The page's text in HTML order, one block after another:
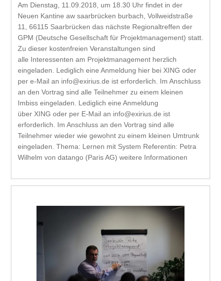
Am Dienstag, 11.09.2018, um 18.30 Uhr findet in der
Neuen Kantine aw saarbrücken burbach, Vollweidstraße
11, 66115 Saarbrücken das nächste Regionaltreffen der
GPM (Deutsche Gesellschaft für Projektmanagement) statt.
Zu dieser kostenfreien Veranstaltungen sind
alle Interessenten am Projektmanagement herzlich
eingeladen. Lediglich eine Anmeldung hier bei XING oder
per e-Mail an info@exirius.de ist erforderlich. Im Anschluss
an den Vortrag sind alle Teilnehmer zu einem kleinen
Imbiss eingeladen. Lediglich eine Anmeldung
über XING oder per E-Mail an info@exirius.de ist
erforderlich. Im Anschluss an den Vortrag sind alle
Teilnehmer wieder wie gewohnt zu einem kleinen Umtrunk
eingeladen. Thema: Lernen mit System Referentin: Petra
Wilhelm von datango (Paris AG) weitere Informationen